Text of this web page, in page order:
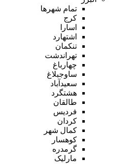
تمام شهر‌ها
کرج
اسارا
اشتهارد
تنکمان
تهراندشت
چهارباغ
ساوجبلاغ
سعیدآباد
هشتگرد
طالقان
فردیس
کردان
کمال شهر
کوهسار
گرمدره
مارلیک